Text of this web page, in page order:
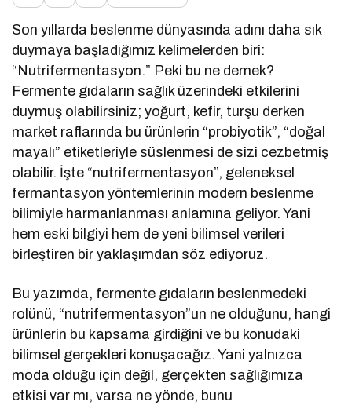
Son yıllarda beslenme dünyasında adını daha sık
duymaya başladığımız kelimelerden biri:
“Nutrifermentasyon.” Peki bu ne demek?
Fermente gıdaların sağlık üzerindeki etkilerini
duymuş olabilirsiniz; yoğurt, kefir, turşu derken
market raflarında bu ürünlerin “probiyotik”, “doğal
mayalı” etiketleriyle süslenmesi de sizi cezbetmiş
olabilir. İşte “nutrifermentasyon”, geleneksel
fermantasyon yöntemlerinin modern beslenme
bilimiyle harmanlanması anlamına geliyor. Yani
hem eski bilgiyi hem de yeni bilimsel verileri
birleştiren bir yaklaşımdan söz ediyoruz.
Bu yazımda, fermente gıdaların beslenmedeki
rolünü, “nutrifermentasyon”un ne olduğunu, hangi
ürünlerin bu kapsama girdiğini ve bu konudaki
bilimsel gerçekleri konuşacağız. Yani yalnızca
moda olduğu için değil, gerçekten sağlığımıza
etkisi var mı, varsa ne yönde, bunu